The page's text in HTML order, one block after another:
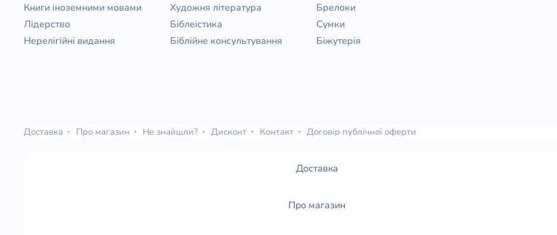
Книги іноземними мовами
Лідерство
Нерелігійні видання
Художня література
Біблеістика
Біблійне консультування
Брелоки
Сумки
Біжутерія
Доставка Про магазин Не знайшли? Дисконт Контакт Договір публічної оферти
Доставка
Про магазин